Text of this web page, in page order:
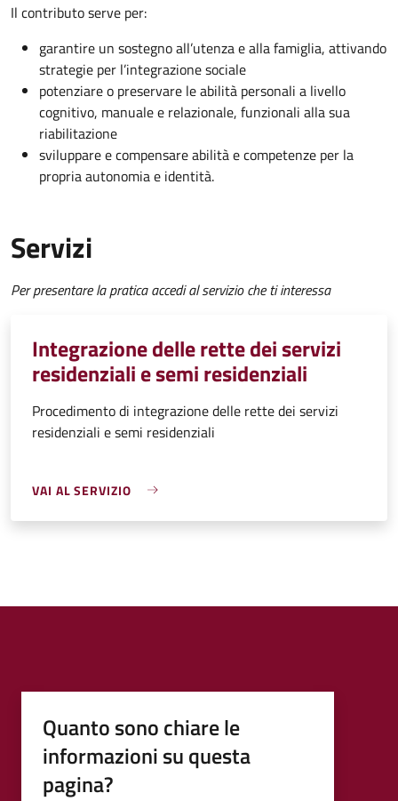
Il contributo serve per:
garantire un sostegno all’utenza e alla famiglia, attivando
strategie per l’integrazione sociale
potenziare o preservare le abilità personali a livello
cognitivo, manuale e relazionale, funzionali alla sua
riabilitazione
sviluppare e compensare abilità e competenze per la
propria autonomia e identità.
Servizi
Per presentare la pratica accedi al servizio che ti interessa
Integrazione delle rette dei servizi
residenziali e semi residenziali
Procedimento di integrazione delle rette dei servizi
residenziali e semi residenziali
VAI AL SERVIZIO
Quanto sono chiare le
informazioni su questa
pagina?